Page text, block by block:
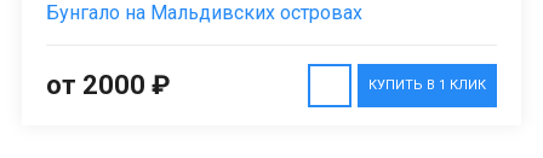
Бунгало на Мальдивских островах
КУПИТЬ В 1 КЛИК
от 2000 ₽